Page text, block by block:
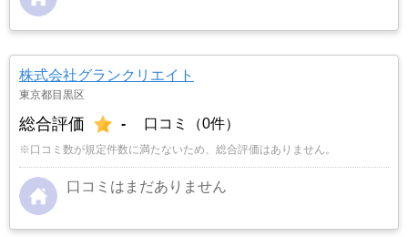
株式会社グランクリエイト
東京都目黒区
総合評価 - 口コミ（0件）
※口コミ数が規定件数に満たないため、総合評価はありません。
口コミはまだありません